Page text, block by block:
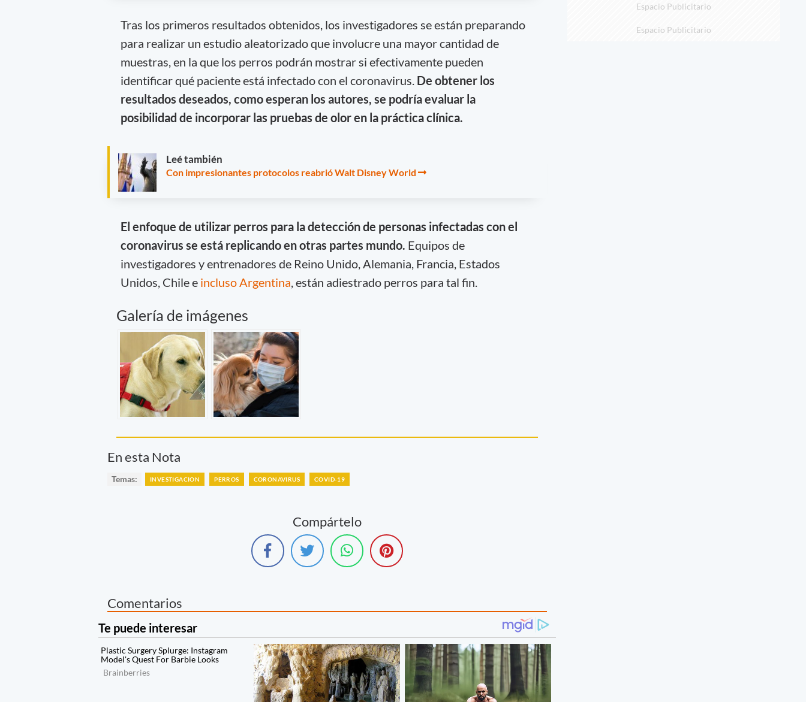
Tras los primeros resultados obtenidos, los investigadores se están preparando
para realizar un estudio aleatorizado que involucre una mayor cantidad de
muestras, en la que los perros podrán mostrar si efectivamente pueden
identificar qué paciente está infectado con el coronavirus. De obtener los
resultados deseados, como esperan los autores, se podría evaluar la
posibilidad de incorporar las pruebas de olor en la práctica clínica.
Leé también
Con impresionantes protocolos reabrió Walt Disney World
El enfoque de utilizar perros para la detección de personas infectadas con el
coronavirus se está replicando en otras partes mundo. Equipos de
investigadores y entrenadores de Reino Unido, Alemania, Francia, Estados
Unidos, Chile eincluso Argentina, están adiestrado perros para tal fin.
Galería de imágenes
En esta Nota
Temas: INVESTIGACION PERROS CORONAVIRUS COVID-19
Compártelo
Comentarios
Espacio Publicitario
Espacio Publicitario